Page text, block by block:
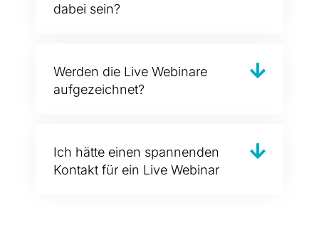
dabei sein?
Werden die Live Webinare
aufgezeichnet?
Ich hätte einen spannenden
Kontakt für ein Live Webinar